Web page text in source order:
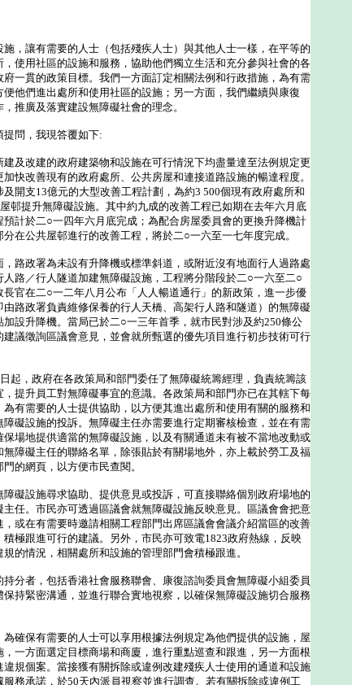
讓有需要的人士（包括殘疾人士）與其他人士一樣，在平等的
使用社區的設施和服務，協助他們獨立生活和充分參與社會的各
一貫的政策目標。我們一方面訂定相關法例和行政措施，為有需
他們進出處所和使用社區的設施；另一方面，我們繼續與康復
推廣及落實建設無障礙社會的理念。
問，我現答覆如下:
建及改建的政府建築物和設施在可行情況下均盡量達至法例規定更
快改善現有的政府處所、公共房屋和連接道路設施的暢達程度。
開支13億元的大型改善工程計劃，為約3 500個現有政府處所和
邨提升無障礙設施。其中約九成的改善工程已如期在去年六月底
計於二○一四年六月底完成；為配合房屋委員會的更換升降機計
在公共屋邨進行的改善工程，將於二○一六至一七年度完成。
政署為未設有升降機或標準斜道，或附近沒有地面行人過路處
路／行人隧道加建無障礙設施，工程將分階段於二○一六至二○
官在二○一二年八月公布「人人暢道通行」的新政策，進一步優
路政署負責維修保養的行人天橋、高架行人路和隧道）的無障礙
設升降機。當局已於二○一三年首季，就市民對涉及約250條公
議徵詢區議會意見，並會就所甄選的優先項目進行初步技術可行
，政府在各政策局和部門委任了無障礙統籌經理，負責統籌該
，提升員工對無障礙事宜的意識。各政策局和部門亦已在其轄下每
有需要的人士提供協助，以方便其進出處所和使用有關的服務和
礙設施的投訴。無障礙主任亦需要進行定期審核檢查，並在有需
場地提供適當的無障礙設施，以及有關通道未有被不當地改動或
無障礙主任的聯絡名單，除張貼於有關場地外，亦上載於勞工及福
的網頁，以方便市民查閱。
設施尋求協助、提供意見或投訴，可直接聯絡個別政府場地的
任。市民亦可透過區議會就無障礙設施反映意見。區議會會把意
，或在有需要時邀請相關工程部門出席區議會會議介紹當區的改善
極跟進可行的建議。另外，市民亦可致電1823政府熱線，反映
的情況，相關處所和設施的管理部門會積極跟進。
者，包括香港社會服務聯會、康復諮詢委員會無障礙小組委員
持緊密溝通，並進行聯合實地視察，以確保無障礙設施切合服務
保有需要的人士可以享用根據法例規定為他們提供的設施，屋
一方面選定目標商場和商廈，進行重點巡查和跟進，另一方面根
規個案。當接獲有關拆除或違例改建殘疾人士使用的通道和設施
務承諾，於50天內派員視察並進行調查。若有關拆除或違例工